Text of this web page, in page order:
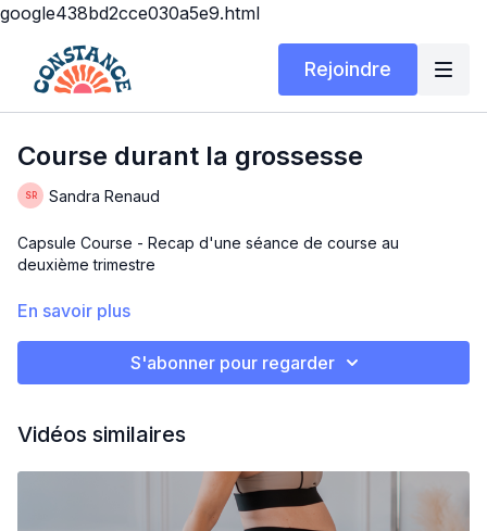
google438bd2cce030a5e9.html
Rejoindre
Course durant la grossesse
Sandra Renaud
Capsule Course - Recap d'une séance de course au
deuxième trimestre
Voici un extrait d'une course extérieur "type" à 26 semaines
En savoir plus
S'abonner pour regarder
Vidéos similaires